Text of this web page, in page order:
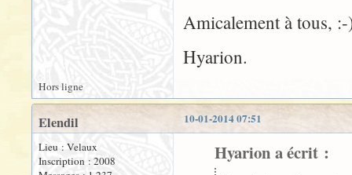
Amicalement à tous,
Hyarion.
Hors ligne
10-01-2014 07:51
Elendil
Lieu : Velaux
Inscription : 2008
Hyarion a écrit :